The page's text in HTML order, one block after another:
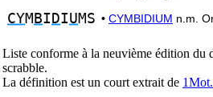
CYM BI DIUMS • CYMBIDIUM n.m.
Liste conforme à la neuvième édition du
scrabble.
La définition est un court extrait de